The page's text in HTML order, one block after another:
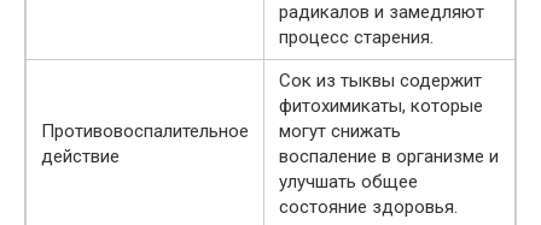
радикалов и замедляют
процесс старения.
Противовоспалительное
действие
Сок из тыквы содержит
фитохимикаты, которые
могут снижать
воспаление в организме и
улучшать общее
состояние здоровья.